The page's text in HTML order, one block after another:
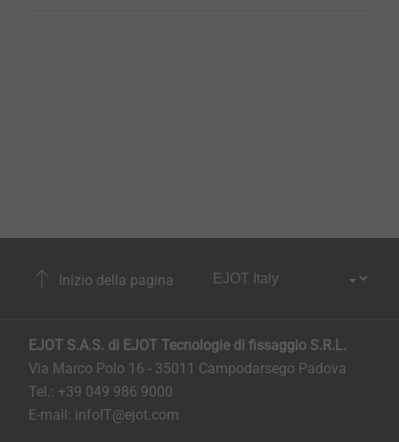
Inizio della pagina
EJOT S.A.S. di EJOT Tecnologie di fissaggio S.R.L.
Via Marco Polo 16 - 35011 Campodarsego Padova
Tel.: +39 049 986 9000
E-mail: infoIT@ejot.com